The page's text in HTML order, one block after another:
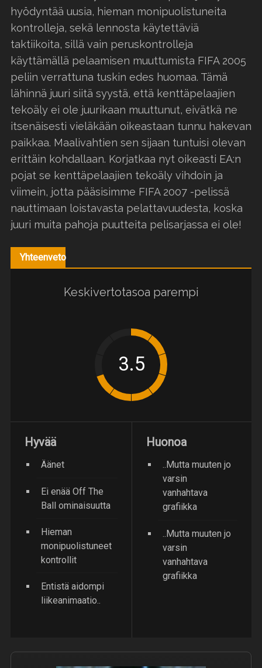
hyödyntää uusia, hieman monipuolistuneita
kontrolleja, sekä lennosta käytettäviä
taktiikoita, sillä vain peruskontrolleja
käyttämällä pelaamisen muuttumista FIFA 2005
peliin verrattuna tuskin edes huomaa. Tämä
lähinnä juuri siitä syystä, että kenttäpelaajien
tekoäly ei ole juurikaan muuttunut, eivätkä ne
itsenäisesti vieläkään oikeastaan tunnu hakevan
paikkaa. Maalivahtien sen sijaan tuntuisi olevan
erittäin kohdallaan. Korjatkaa nyt oikeasti EA:n
pojat se kenttäpelaajien tekoäly vihdoin ja
viimein, jotta pääsisimme FIFA 2007 -pelissä
nauttimaan loistavasta pelattavuudesta, koska
juuri muita pahoja puutteita pelisarjassa ei ole!
Yhteenveto
Keskivertotasoa parempi
Hyvää
Äänet
Ei enää Off The
Ball ominaisuutta
Hieman
monipuolistuneet
kontrollit
Entistä aidompi
liikeanimaatio..
Huonoa
..Mutta muuten jo
varsin
vanhahtava
grafiikka
..Mutta muuten jo
varsin
vanhahtava
grafiikka